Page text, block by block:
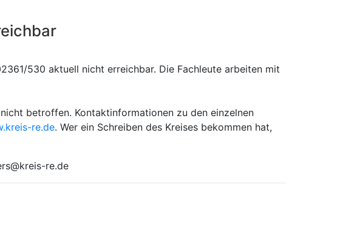
530 aktuell nicht erreichbar. Die Fachleute arbeiten mit
betroffen. Kontaktinformationen zu den einzelnen
re.de. Wer ein Schreiben des Kreises bekommen hat,
re.de